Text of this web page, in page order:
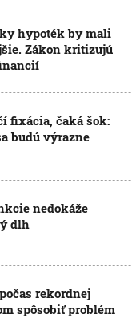
hypoték by mali
Zákon kritizujú
fixácia, čaká šok:
budú výrazne
nedokáže
dlh
rekordnej
spôsobiť problém